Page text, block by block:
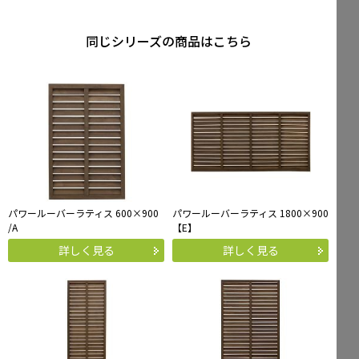
同じシリーズの商品はこちら
パワールーバーラティス 600×900
/A
詳しく見る
パワールーバーラティス 1800×900
【E】
詳しく見る